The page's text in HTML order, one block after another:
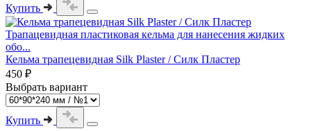
Купить
Трапацевидная пластиковая кельма для нанесения жидких
обо...
Кельма трапецевидная Silk Plaster / Силк Пластер
450 ₽
Выбрать вариант
Купить